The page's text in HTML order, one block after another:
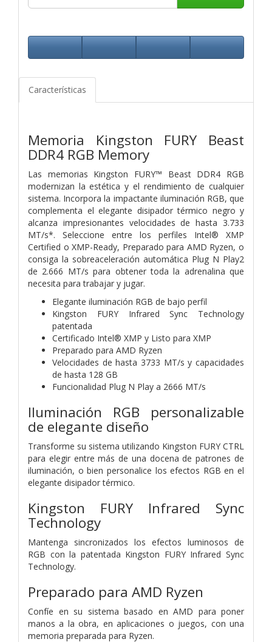
Características
Memoria Kingston FURY Beast
DDR4 RGB Memory
Las memorias Kingston FURY™ Beast DDR4 RGB
modernizan la estética y el rendimiento de cualquier
sistema. Incorpora la impactante iluminación RGB, que
complementa el elegante disipador térmico negro y
alcanza impresionantes velocidades de hasta 3.733
MT/s*. Seleccione entre los perfiles Intel® XMP
Certified o XMP-Ready, Preparado para AMD Ryzen, o
consiga la sobreaceleración automática Plug N Play2
de 2.666 MT/s para obtener toda la adrenalina que
necesita para trabajar y jugar.
Elegante iluminación RGB de bajo perfil
Kingston FURY Infrared Sync Technology
patentada
Certificado Intel® XMP y Listo para XMP
Preparado para AMD Ryzen
Velocidades de hasta 3733 MT/s y capacidades
de hasta 128 GB
Funcionalidad Plug N Play a 2666 MT/s
Iluminación RGB personalizable
de elegante diseño
Transforme su sistema utilizando Kingston FURY CTRL
para elegir entre más de una docena de patrones de
iluminación, o bien personalice los efectos RGB en el
elegante disipador térmico.
Kingston FURY Infrared Sync
Technology
Mantenga sincronizados los efectos luminosos de
RGB con la patentada Kingston FURY Infrared Sync
Technology.
Preparado para AMD Ryzen
Confíe en su sistema basado en AMD para poner
manos a la obra, en aplicaciones o juegos, con una
memoria preparada para Ryzen.